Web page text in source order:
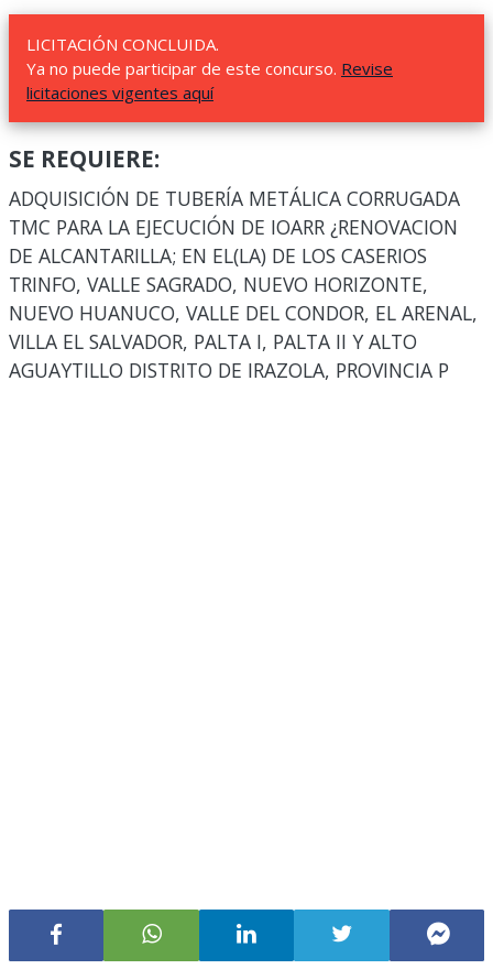
LICITACIÓN CONCLUIDA.
Ya no puede participar de este concurso. Revise
licitaciones vigentes aquí
SE REQUIERE:
ADQUISICIÓN DE TUBERÍA METÁLICA CORRUGADA
TMC PARA LA EJECUCIÓN DE IOARR ¿RENOVACION
DE ALCANTARILLA; EN EL(LA) DE LOS CASERIOS
TRINFO, VALLE SAGRADO, NUEVO HORIZONTE,
NUEVO HUANUCO, VALLE DEL CONDOR, EL ARENAL,
VILLA EL SALVADOR, PALTA I, PALTA II Y ALTO
AGUAYTILLO DISTRITO DE IRAZOLA, PROVINCIA P